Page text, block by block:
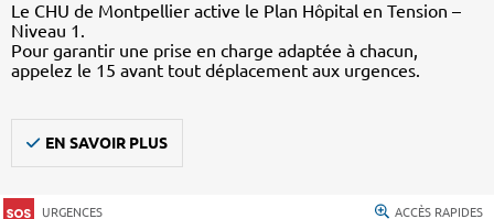
Le CHU de Montpellier active le Plan Hôpital en Tension –
Niveau 1.
Pour garantir une prise en charge adaptée à chacun,
appelez le 15 avant tout déplacement aux urgences.
EN SAVOIR PLUS
URGENCES ACCÈS RAPIDES